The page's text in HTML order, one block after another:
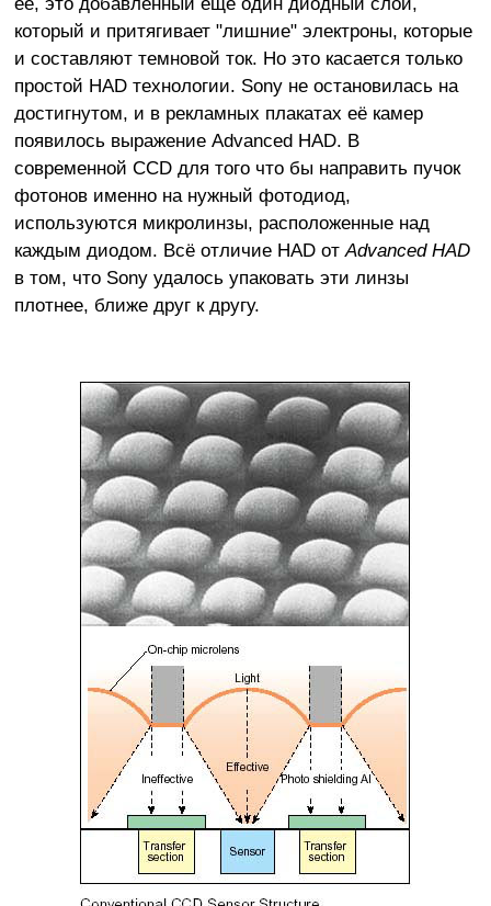
который и притягивает "лишние" электроны, которые
и составляют темновой ток. Но это касается только
простой HAD технологии. Sony не остановилась на
достигнутом, и в рекламных плакатах её камер
появилось выражение Advanced HAD. В
современной ССD для того что бы направить пучок
фотонов именно на нужный фотодиод,
используются микролинзы, расположенные над
каждым диодом. Всё отличие HAD отAdvanced HAD
в том, что Sony удалось упаковать эти линзы
плотнее, ближе друг к другу.